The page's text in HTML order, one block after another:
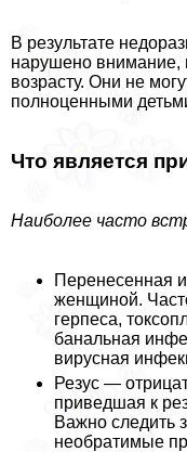
В результате
нарушено внимание,
возрасту. Они не
полноценными
Что является
Наиболее часто
Перенесенная
женщиной.
гepпeса,
бaнaльная
вирусная
Резус —
приведшая к
Важно следить
необратимые